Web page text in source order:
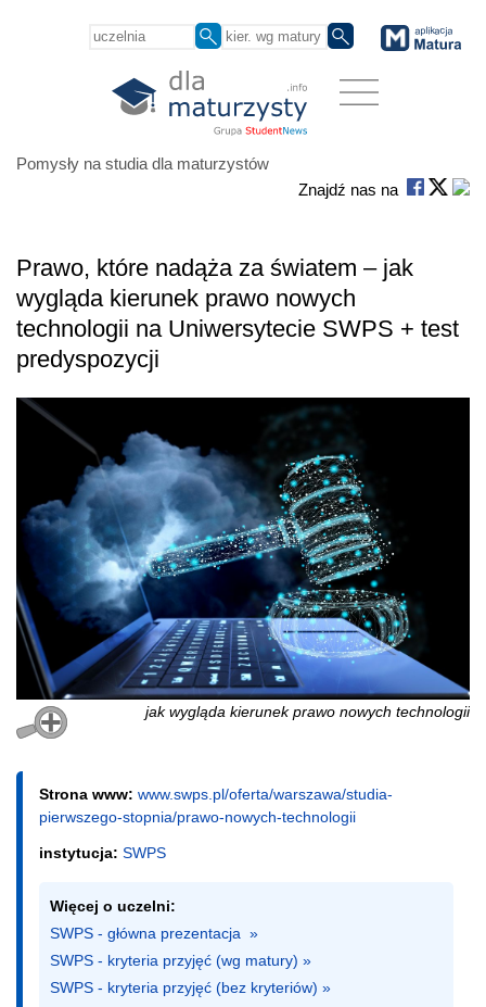
Pomysły na studia dla maturzystów
Znajdź nas na
Prawo, które nadąża za światem – jak
wygląda kierunek prawo nowych
technologii na Uniwersytecie SWPS + test
predyspozycji
jak wygląda kierunek prawo nowych technologii
Strona www: www.swps.pl/oferta/warszawa/studia-
pierwszego-stopnia/prawo-nowych-technologii
instytucja: SWPS
Więcej o uczelni:
SWPS - główna prezentacja  »
SWPS - kryteria przyjęć (wg matury) »
SWPS - kryteria przyjęć (bez kryteriów) »